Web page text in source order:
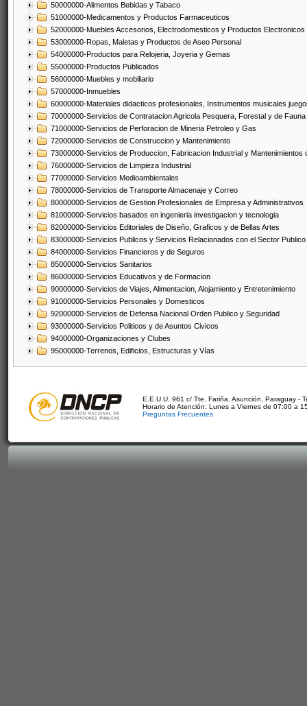
50000000-Alimentos Bebidas y Tabaco
51000000-Medicamentos y Productos Farmaceuticos
52000000-Muebles Accesorios, Electrodomesticos y Productos Electronicos
53000000-Ropas, Maletas y Productos de Aseo Personal
54000000-Productos para Relojeria, Joyeria y Gemas
55000000-Productos Publicados
56000000-Muebles y mobiliario
57000000-Inmuebles
60000000-Materiales didacticos profesionales, Instrumentos musicales
70000000-Servicios de Contratacion Agricola Pesquera, Forestal y de Fauna
71000000-Servicios de Perforacion de Mineria Petroleo y Gas
72000000-Servicios de Construccion y Mantenimiento
73000000-Servicios de Produccion, Fabricacion Industrial y Mantenimientos
76000000-Servicios de Limpieza Industrial
77000000-Servicios Medioambientales
78000000-Servicios de Transporte Almacenaje y Correo
80000000-Servicios de Gestion Profesionales de Empresa y Administrativos
81000000-Servicios basados en ingenieria investigacion y tecnologia
82000000-Servicios Editoriales de Diseño, Graficos y de Bellas Artes
83000000-Servicios Publicos y Servicios Relacionados con el Sector Publico
84000000-Servicios Financieros y de Seguros
85000000-Servicios Sanitarios
86000000-Servicios Educativos y de Formacion
90000000-Servicios de Viajes, Alimentacion, Alojamiento y Entretenimiento
91000000-Servicios Personales y Domesticos
92000000-Servicios de Defensa Nacional Orden Publico y Seguridad
93000000-Servicios Politicos y de Asuntos Civicos
94000000-Organizaciones y Clubes
95000000-Terrenos, Edificios, Estructuras y Vías
E.E.U.U. 961 c/ Tte. Fariña. Asunción, Paraguay -
Horario de Atención: Lunes a Viernes de 07:00 a
Preguntas Frecuentes